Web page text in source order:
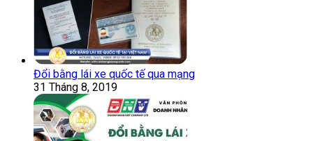
Đổi bằng lái xe quốc tế qua mạng
31 Tháng 8, 2019